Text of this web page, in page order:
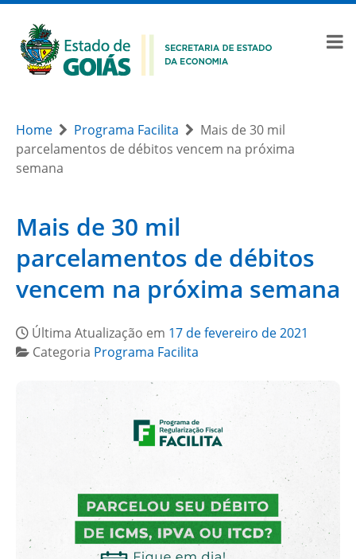
Home Programa Facilita
Mais de 30 mil
parcelamentos de débitos vencem na próxima
semana
Mais de 30 mil
parcelamentos de débitos
vencem na próxima semana
Última Atualização em 17 de fevereiro de 2021
Categoria Programa Facilita